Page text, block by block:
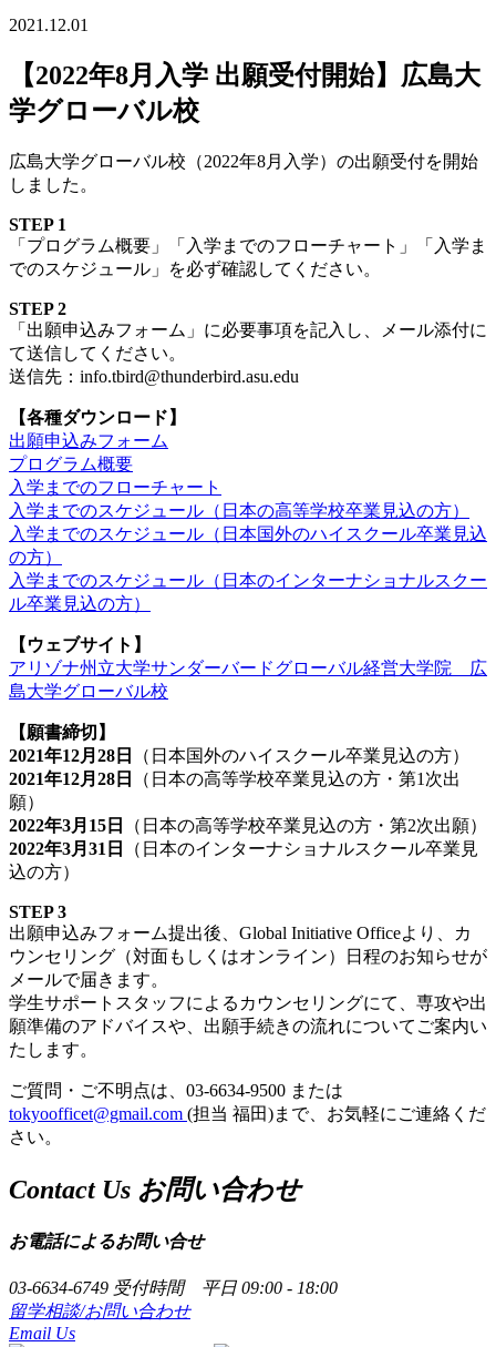
2021.12.01
【2022年8月入学 出願受付開始】広島大
学グローバル校
広島大学グローバル校（2022年8月入学）の出願受付を開始
しました。
STEP 1
「プログラム概要」「入学までのフローチャート」「入学ま
でのスケジュール」を必ず確認してください。
STEP 2
「出願申込みフォーム」に必要事項を記入し、メール添付に
て送信してください。
送信先：info.tbird@thunderbird.asu.edu
【各種ダウンロード】
出願申込みフォーム
プログラム概要
入学までのフローチャート
入学までのスケジュール（日本の高等学校卒業見込の方）
入学までのスケジュール（日本国外のハイスクール卒業見込
の方）
入学までのスケジュール（日本のインターナショナルスクー
ル卒業見込の方）
【ウェブサイト】
アリゾナ州立大学サンダーバードグローバル経営大学院 広
島大学グローバル校
【願書締切】
2021年12月28日
（日本国外のハイスクール卒業見込の方）
2021年12月28日
（日本の高等学校卒業見込の方・第1次出
願）
2022年3月15日
（日本の高等学校卒業見込の方・第2次出願）
2022年3月31日
（日本のインターナショナルスクール卒業見
込の方）
STEP 3
出願申込みフォーム提出後、Global Initiative Officeより、カ
ウンセリング（対面もしくはオンライン）日程のお知らせが
メールで届きます。
学生サポートスタッフによるカウンセリングにて、専攻や出
願準備のアドバイスや、出願手続きの流れについてご案内い
たします。
ご質問・ご不明点は、03-6634-9500 または
tokyoofficet@gmail.com (担当 福田)まで、お気軽にご連絡くだ
さい。
Contact Us お問い合わせ
お電話によるお問い合せ
03-6634-6749 受付時間 平日 09:00 - 18:00
留学相談/お問い合わせ
Email Us